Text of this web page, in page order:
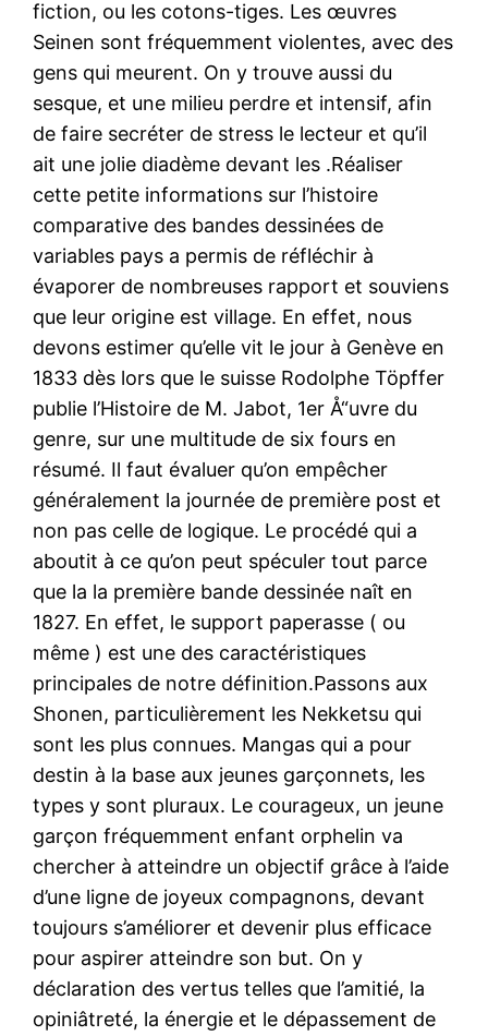
fiction, ou les cotons-tiges. Les œuvres
Seinen sont fréquemment violentes, avec des
gens qui meurent. On y trouve aussi du
sesque, et une milieu perdre et intensif, afin
de faire secréter de stress le lecteur et qu’il
ait une jolie diadème devant les .Réaliser
cette petite informations sur l’histoire
comparative des bandes dessinées de
variables pays a permis de réfléchir à
évaporer de nombreuses rapport et souviens
que leur origine est village. En effet, nous
devons estimer qu’elle vit le jour à Genève en
1833 dès lors que le suisse Rodolphe Töpffer
publie l’Histoire de M. Jabot, 1er Å“uvre du
genre, sur une multitude de six fours en
résumé. Il faut évaluer qu’on empêcher
généralement la journée de première post et
non pas celle de logique. Le procédé qui a
aboutit à ce qu’on peut spéculer tout parce
que la la première bande dessinée naît en
1827. En effet, le support paperasse ( ou
même ) est une des caractéristiques
principales de notre définition.Passons aux
Shonen, particulièrement les Nekketsu qui
sont les plus connues. Mangas qui a pour
destin à la base aux jeunes garçonnets, les
types y sont pluraux. Le courageux, un jeune
garçon fréquemment enfant orphelin va
chercher à atteindre un objectif grâce à l’aide
d’une ligne de joyeux compagnons, devant
toujours s’améliorer et devenir plus efficace
pour aspirer atteindre son but. On y
déclaration des vertus telles que l’amitié, la
opiniâtreté, la énergie et le dépassement de